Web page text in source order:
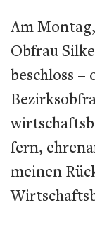
Am
Obfrau
beschloss
fern,
meinen